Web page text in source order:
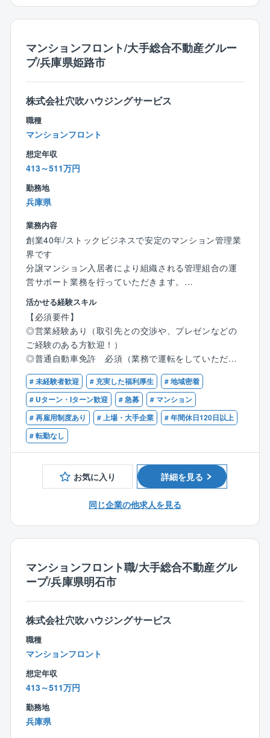
（2）定年延長制度…
他社に先駆けて、2017年10月より技術力の継続確保と
経験豊富な技術員のノウハウ継承を目的に、技術員の
定年を現行の60歳から65歳へ延長する「定年延長制
度」を導入致しました。
2018年1月からは、お客様とのリレーションの継続と
ノウハウ知見の継承を目的に「定年延長制度」の対象
を事務員にも拡大致しました。
（3）女性の活躍…
同社では、女性ワーキングPTの活動をはじめ、ワーク
ライフバランスの充実等女性活躍推進に取り組んで参
りました。
今後も女性が活躍できる職場環境の整備、キャリアア
ップへの支援に力を入れて参ります。
（4）福利厚生/休日休暇…
有給休暇消化率も平均で年10日は消化しており、全社
的にさらに取得を促進しております。
育休産休の取得（もちろん男性も取得可能）も可能で
あり、保育所利用金の補助制度もございます。
また、グループの横のつながりを活かし、グループ優
待などの福利厚生もございます。
マンションフロント/大手総合不動産グルー
プ/兵庫県姫路市
株式会社穴吹ハウジングサービス
職種
マンションフロント
想定年収
413～511万円
勤務地
兵庫県
業務内容
創業40年/ストックビジネスで安定のマンション管理業
界です
分譲マンション入居者により組織される管理組合の運
営サポート業務を行っていただきます。
営業職ですが、数字よりもお客様との関係性重視の社
風。
未経験から活躍している社員多数！
【具体的な業務】
●理事会、総会の運営サポート
●議事録の作成
●管理組合会計（出納関係）書類や管理報告書の作成
●共用部やエレベータなど点検報告書の確認や、建物の
修繕提案
●入居者様からのお困りごとサポート
※一人平均10棟～15棟を担当し、内勤6割、外勤4割程
度です。
2～3か月で自分の担当物件を持つことを目標に取り
組んでいただきます。
【働きやすい環境を目指しています】
★フレックスタイム制で、社員それぞれのライフスタ
イルに合った柔軟な勤務時間帯を選択できます。
★業務システムが19時にシャットダウンするため、ほ
とんどの社員はその時間までに退社しています。
【転勤について】
ブロック制度（会社指定の十数エリアから、転勤範囲
を選べる制度）を採用。
異動が発生する場合は本人の希望や家庭事情等を事前
転居をともなう異動が発生する場合は、各種手当あ
り。
活かせる経験スキル
【必須要件】
◎営業経験あり（取引先との交渉や、プレゼンなどの
ご経験のある方歓迎！）
◎普通自動車免許 必須（業務で運転をしていただき
ます。）
◎パソコンの使用ができる方（ワード、エクセル、パ
ワポなどの基本的なスキル）
◎「成約がゴール」「数字主義」の業績を追い求める
タイプではなく、お客様と長く良好な関係を築ける方
を望んでいます。
【歓迎要件】
◎フロント営業経験者・管理業務主任者・宅地建物取
※業務に必要な不動産関連資格取得のバックアップ体
制は整っています。
# 未経験者歓迎 # 充実した福利厚生
# 地域密着
# Uターン・Iターン歓迎
# 急募
# マンション
# 再雇用制度あり
# 上場・大手企業
# 年間休日120日以上
# 転勤なし
お気に入り 詳細を見る
同じ企業の他求人を見る
マンションフロント職/大手総合不動産グル
ープ/兵庫県明石市
株式会社穴吹ハウジングサービス
職種
マンションフロント
想定年収
413～511万円
勤務地
兵庫県